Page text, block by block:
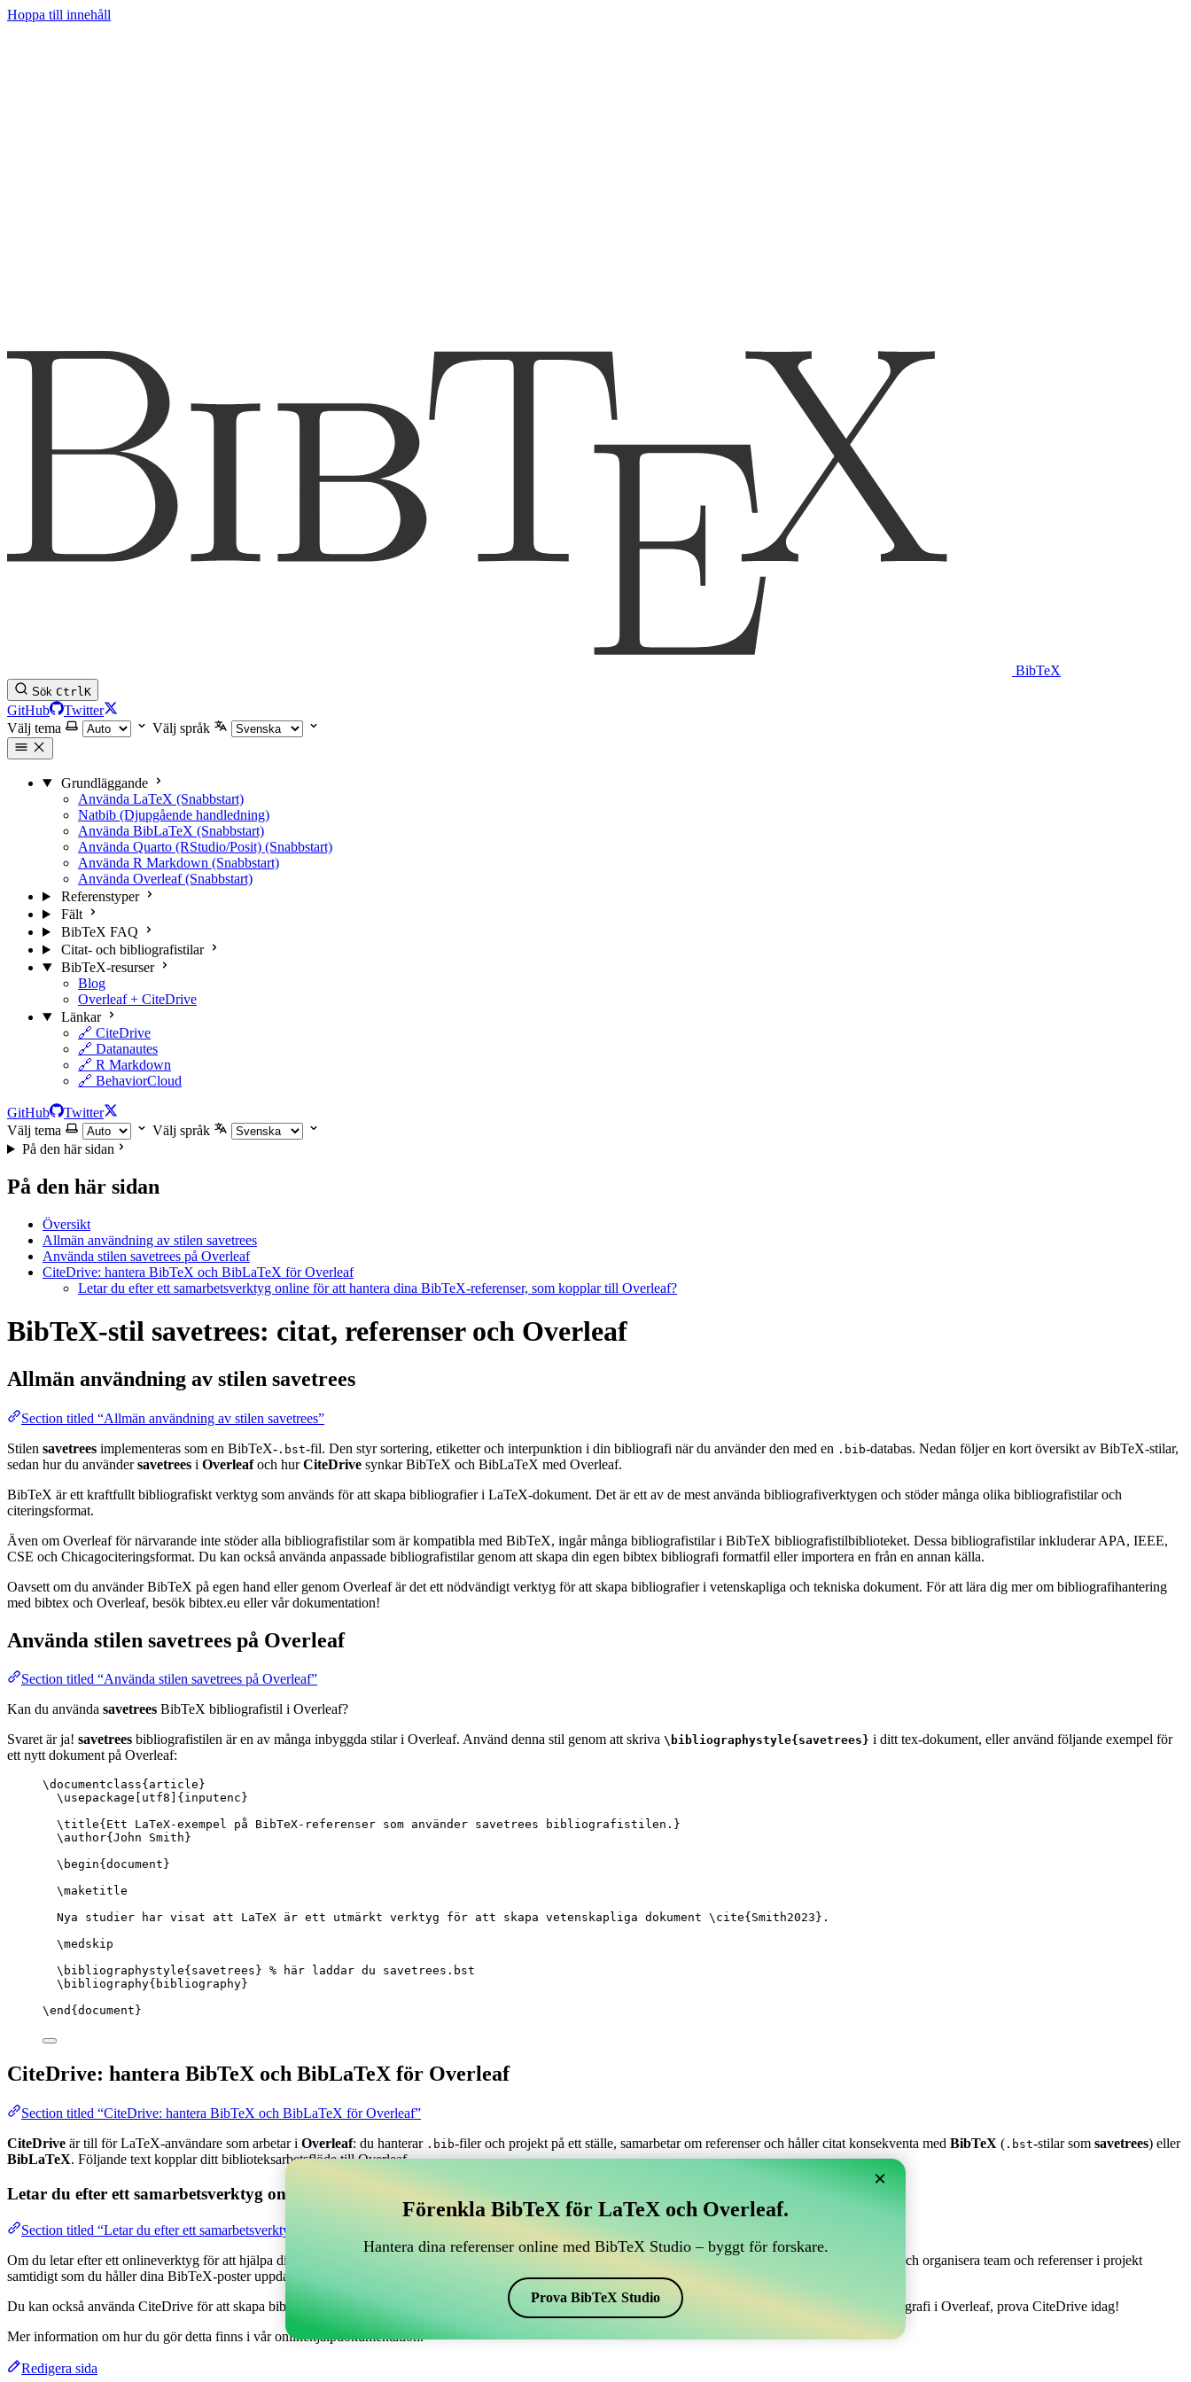
Hoppa till innehåll
BibTeX
Sök CtrlK
GitHub
Twitter
Välj tema
Välj språk
Grundläggande
Använda LaTeX (Snabbstart)
Natbib (Djupgående handledning)
Använda BibLaTeX (Snabbstart)
Använda Quarto (RStudio/Posit) (Snabbstart)
Använda R Markdown (Snabbstart)
Använda Overleaf (Snabbstart)
Referenstyper
Fält
BibTeX FAQ
Citat- och bibliografistilar
BibTeX-resurser
Blog
Overleaf + CiteDrive
Länkar
🔗 CiteDrive
🔗 Datanautes
🔗 R Markdown
🔗 BehaviorCloud
GitHub
Twitter
Välj tema
Välj språk
På den här sidan
På den här sidan
Översikt
Allmän användning av stilen savetrees
Använda stilen savetrees på Overleaf
CiteDrive: hantera BibTeX och BibLaTeX för Overleaf
Letar du efter ett samarbetsverktyg online för att hantera dina BibTeX-referenser, som kopplar till Overleaf?
BibTeX-stil savetrees: citat, referenser och Overleaf
Allmän användning av stilen savetrees
Section titled “Allmän användning av stilen savetrees”
Stilen savetrees implementeras som en BibTeX- .bst-fil. Den styr sortering, etiketter och interpunktion i din bibliografi när du använder den med en .bib-databas. Nedan följer en kort översikt av BibTeX-stilar,
sedan hur du användersavetrees i Overleafoch hurCiteDrive synkar BibTeX och BibLaTeX med Overleaf.
BibTeX är ett kraftfullt bibliografiskt verktyg som används för att skapa bibliografier i LaTeX-dokument. Det är ett av de mest använda bibliografiverktygen och stöder många olika bibliografistilar och
citeringsformat.
Även om Overleaf för närvarande inte stöder alla bibliografistilar som är kompatibla med BibTeX, ingår många bibliografistilar i BibTeX bibliografistilbiblioteket. Dessa bibliografistilar inkluderar APA, IEEE,
CSE och Chicagociteringsformat. Du kan också använda anpassade bibliografistilar genom att skapa din egen bibtex bibliografi formatfil eller importera en från en annan källa.
Oavsett om du använder BibTeX på egen hand eller genom Overleaf är det ett nödvändigt verktyg för att skapa bibliografier i vetenskapliga och tekniska dokument. För att lära dig mer om bibliografihantering
med bibtex och Overleaf, besök bibtex.eu eller vår dokumentation!
Använda stilen savetrees på Overleaf
Section titled “Använda stilen savetrees på Overleaf”
Kan du använda savetrees BibTeX bibliografistil i Overleaf?
Svaret är ja! savetrees bibliografistilen är en av många inbyggda stilar i Overleaf. Använd denna stil genom att skriva \bibliographystyle{savetrees} i ditt tex-dokument, eller använd följande exempel för
ett nytt dokument på Overleaf:
\documentclass{ article }
\usepackage
utf8 ]{ inputenc }
\title{Ett LaTeX-exempel på BibTeX-referenser som använder savetrees bibliografistilen.}
\author{John Smith}
\begin{ document }
\maketitle
Nya studier har visat att LaTeX är ett utmärkt verktyg för att skapa vetenskapliga dokument \cite{ Smith2023 }.
\medskip
\bibliographystyle{savetrees} % här laddar du savetrees.bst
\bibliography{bibliography}
\end { document }
CiteDrive: hantera BibTeX och BibLaTeX för Overleaf
Section titled “CiteDrive: hantera BibTeX och BibLaTeX för Overleaf”
CiteDrive är till för LaTeX-användare som arbetar i Overleaf: du hanterar .bib-filer och projekt på ett ställe, samarbetar om referenser och håller citat konsekventa med BibTeX ( .bst-stilar som savetrees) eller
BibLaTeX. Följande text kopplar ditt biblioteksarbetsflöde till Overleaf.
Letar du efter ett samarbetsverktyg online för att hantera dina BibTeX-referenser, som kopplar till Overleaf?
Section titled “Letar du efter ett samarbetsverktyg online för att hantera dina BibTeX-referenser, som kopplar till Overleaf?”
Om du letar efter ett onlineverktyg för att hjälpa dig hantera dina referenser, citationer och bibliografi i Overleaf, kan CiteDrive vara perfekt! Det låter dig samla och organisera team och referenser i projekt
samtidigt som du håller dina BibTeX-poster uppdaterade i ditt Overleaf-projekt.
Du kan också använda CiteDrive för att skapa bibliografier och citationer i olika stilar, inklusive savetrees. Så om du letar efter ett enkelt sätt att hantera din bibliografi i Overleaf, prova CiteDrive idag!
Mer information om hur du gör detta finns i vår onlinehjälpdokumentation.
Redigera sida
×
Förenkla BibTeX för LaTeX och Overleaf.
Hantera dina referenser online med BibTeX Studio – byggt för forskare.
Prova BibTeX Studio